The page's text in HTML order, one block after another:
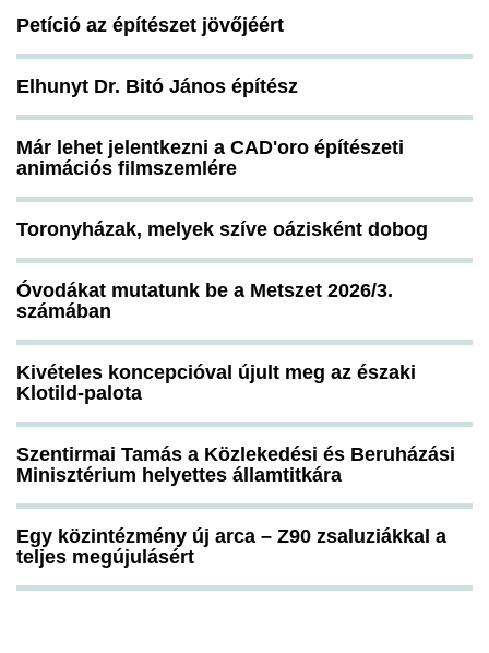
Petíció az építészet jövőjéért
Elhunyt Dr. Bitó János építész
Már lehet jelentkezni a CAD'oro építészeti
animációs filmszemlére
Toronyházak, melyek szíve oázisként dobog
Óvodákat mutatunk be a Metszet 2026/3.
számában
Kivételes koncepcióval újult meg az északi
Klotild-palota
Szentirmai Tamás a Közlekedési és Beruházási
Minisztérium helyettes államtitkára
Egy közintézmény új arca – Z90 zsaluziákkal a
teljes megújulásért